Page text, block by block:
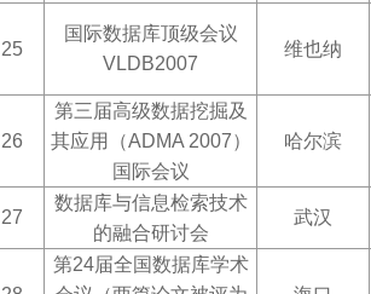
25
国际数据库顶级会议
VLDB2007
维也纳
26
第三届高级数据挖掘及
其应用（ADMA 2007）
国际会议
哈尔滨
27
数据库与信息检索技术
的融合研讨会
武汉
第24届全国数据库学术